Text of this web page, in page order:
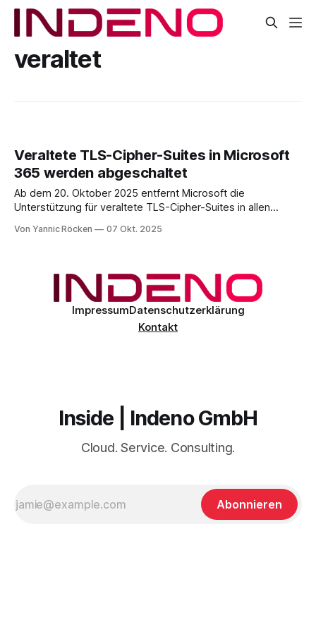
veraltet
Veraltete TLS-Cipher-Suites in Microsoft
365 werden abgeschaltet
Ab dem 20. Oktober 2025 entfernt Microsoft die
Unterstützung für veraltete TLS-Cipher-Suites in allen
Verschlüsselungsverfahren ohne Forward Secrecy, die als
Suites auf Basis von TLS 1.2 und
Von Yannic Röcken 07 Okt. 2025
ImpressumDatenschutzerklärung
Kontakt
Inside | Indeno GmbH
Cloud. Service. Consulting.
Abonnieren